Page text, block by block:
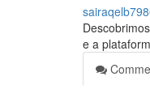
e a